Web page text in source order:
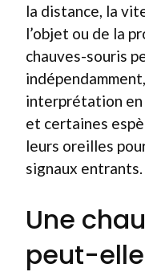
la distance, la
l’objet ou de la
chauves-souris
interprétation en
et certaines
leurs oreilles
signaux entrants.
Une
peut-